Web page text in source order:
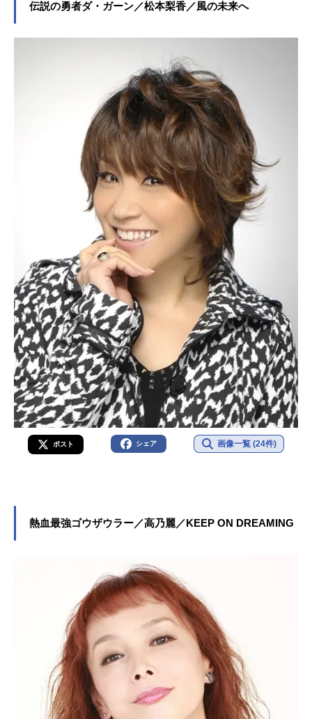
伝説の勇者ダ・ガーン／松本梨香／風の未来へ
ポスト シェア 画像一覧 (24件)
熱血最強ゴウザウラー／高乃麗／KEEP ON DREAMING